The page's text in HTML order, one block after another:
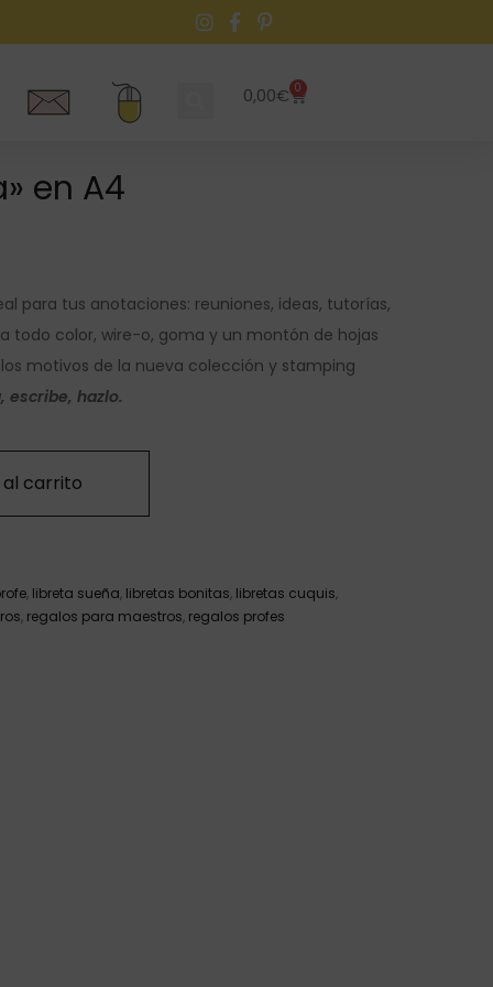
0,00€ 0
en A4
para tus anotaciones: reuniones, ideas, tutorías,
todo color, wire-o, goma y un montón de hojas
motivos de la nueva colección y stamping
escribe, hazlo.
carrito
, libreta sueña, libretas bonitas, libretas cuquis,
, regalos para maestros, regalos profes